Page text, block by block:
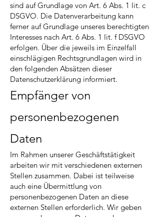
sind auf Grundlage von Art. 6 Abs. 1 lit. c
DSGVO. Die Datenverarbeitung kann
ferner auf Grundlage unseres berechtigten
Interesses nach Art. 6 Abs. 1 lit. f DSGVO
erfolgen. Über die jeweils im Einzelfall
einschlägigen Rechtsgrundlagen wird in
den folgenden Absätzen dieser
Datenschutzerklärung informiert.
Empfänger von
personenbezogenen
Daten
Im Rahmen unserer Geschäftstätigkeit
arbeiten wir mit verschiedenen externen
Stellen zusammen. Dabei ist teilweise
auch eine Übermittlung von
personenbezogenen Daten an diese
externen Stellen erforderlich. Wir geben